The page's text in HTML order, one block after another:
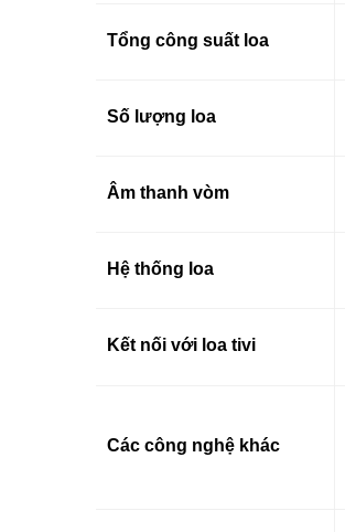
Tổng công suất loa
Số lượng loa
Âm thanh vòm
Hệ thống loa
Kết nối với loa tivi
Các công nghệ khác